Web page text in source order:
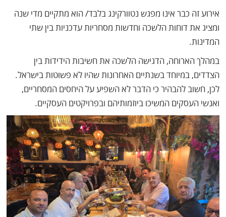
אירוע זה כבר אינו מפגש נטוורקינג בלבד/ הוא מתקיים מדי שנה
ומציג את דוחות הלשכה וחדשות מסחריות עדכניות בין שתי
המדינות.
במהלך הארוחה, הדגישה הלשכה את חשיבות הידידות בין
הצדדים, במיוחד בשנתיים האחרונות שהיו לא פשוטות בישראל.
לכן, חשוב להבהיר כי הדבר לא השפיע על היחסים המסחריים,
ואנשי העסקים המשיכו ביוזמותיהם ובפרויקטים העסקיים.